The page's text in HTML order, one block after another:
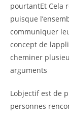
pourtantEt Cela
puisque
communiquer
concept de
cheminer
arguments
Lobjectif est de
personnes